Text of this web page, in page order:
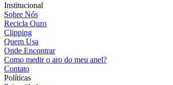
Institucional
Sobre Nós
Recicla Ouro
Clipping
Quem Usa
Onde Encontrar
Como medir o aro do meu anel?
Contato
Políticas